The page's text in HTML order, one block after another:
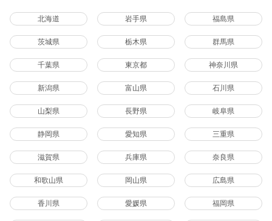
北海道 岩手県 福島県
茨城県 栃木県 群馬県
千葉県 東京都 神奈川県
新潟県 富山県 石川県
山梨県 長野県 岐阜県
静岡県 愛知県 三重県
滋賀県 兵庫県 奈良県
和歌山県 岡山県 広島県
香川県 愛媛県 福岡県